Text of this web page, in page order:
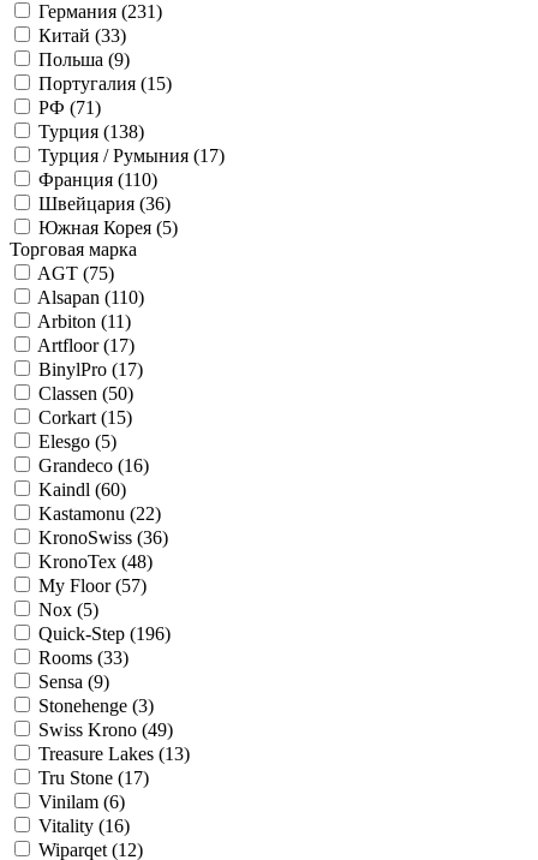
Германия (231)
Китай (33)
Польша (9)
Португалия (15)
РФ (71)
Турция (138)
Турция / Румыния (17)
Франция (110)
Швейцария (36)
Южная Корея (5)
Торговая марка
AGT (75)
Alsapan (110)
Arbiton (11)
Artfloor (17)
BinylPro (17)
Classen (50)
Corkart (15)
Elesgo (5)
Grandeco (16)
Kaindl (60)
Kastamonu (22)
KronoSwiss (36)
KronoTex (48)
My Floor (57)
Nox (5)
Quick-Step (196)
Rooms (33)
Sensa (9)
Stonehenge (3)
Swiss Krono (49)
Treasure Lakes (13)
Tru Stone (17)
Vinilam (6)
Vitality (16)
Wiparqet (12)